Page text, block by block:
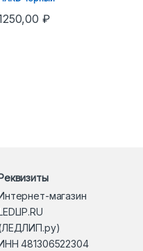
₽
магазин
481306522304